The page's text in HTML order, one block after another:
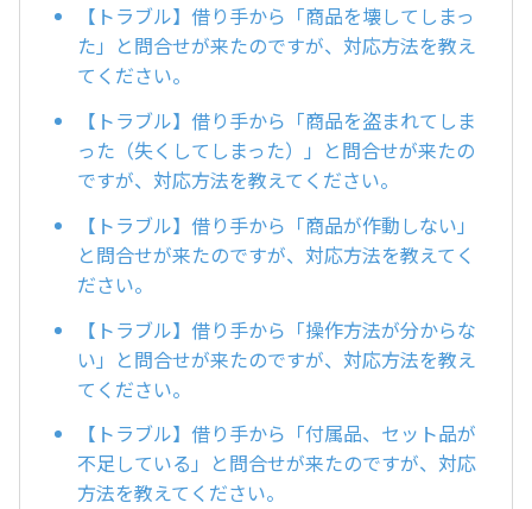
【トラブル】借り手から「商品を壊してしまっ
た」と問合せが来たのですが、対応方法を教え
てください。
【トラブル】借り手から「商品を盗まれてしま
った（失くしてしまった）」と問合せが来たの
ですが、対応方法を教えてください。
【トラブル】借り手から「商品が作動しない」
と問合せが来たのですが、対応方法を教えてく
ださい。
【トラブル】借り手から「操作方法が分からな
い」と問合せが来たのですが、対応方法を教え
てください。
【トラブル】借り手から「付属品、セット品が
不足している」と問合せが来たのですが、対応
方法を教えてください。